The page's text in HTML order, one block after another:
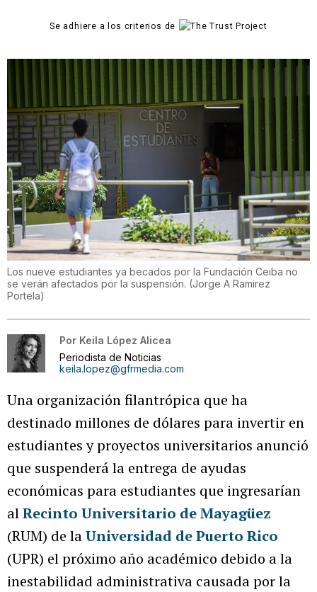
Se adhiere a los criterios de
Los nueve estudiantes ya becados por la Fundación Ceiba no
se verán afectados por la suspensión. (Jorge A Ramirez
Portela)
Por Keila López Alicea
Periodista de Noticias
keila.lopez@gfrmedia.com
Una organización filantrópica que ha
destinado millones de dólares para invertir en
estudiantes y proyectos universitarios anunció
que suspenderá la entrega de ayudas
económicas para estudiantes que ingresarían
alRecinto Universitario de Mayagüez
(RUM) de laUniversidad de Puerto Rico
(UPR) el próximo año académico debido a la
inestabilidad administrativa causada por la